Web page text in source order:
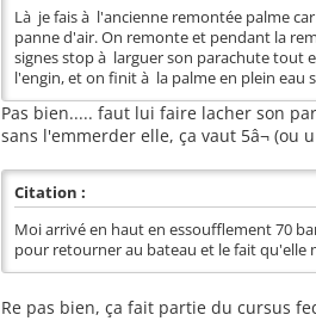
Là je fais à l'ancienne remontée palme
panne d'air. On remonte et pendant la
signes stop à larguer son parachute tout
l'engin, et on finit à la palme en plein eau
Pas bien..... faut lui faire lacher son
sans l'emmerder elle, ça vaut 5â¬
Citation :
Moi arrivé en haut en essoufflement 70
pour retourner au bateau et le fait qu'elle
Re pas bien, ça fait partie du cursus